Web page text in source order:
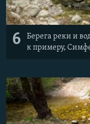
6
Берега реки и
к примеру,